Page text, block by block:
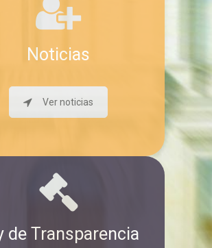
Noticias
Ver noticias
de Transparencia